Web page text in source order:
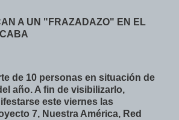
A UN "FRAZADAZO" EN EL
de 10 personas en situación de
año. A fin de visibilizarlo,
este viernes las
7, Nuestra América, Red